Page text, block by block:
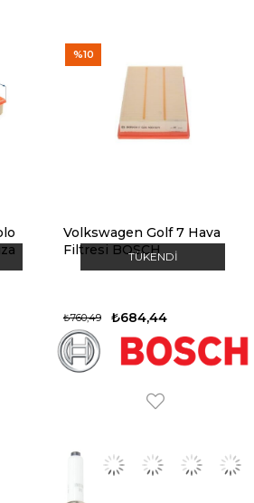
TÜKENDI
Volkswagen Golf 7 Hava
Filtresi BOSCH
₺684,44
₺760,49
%10